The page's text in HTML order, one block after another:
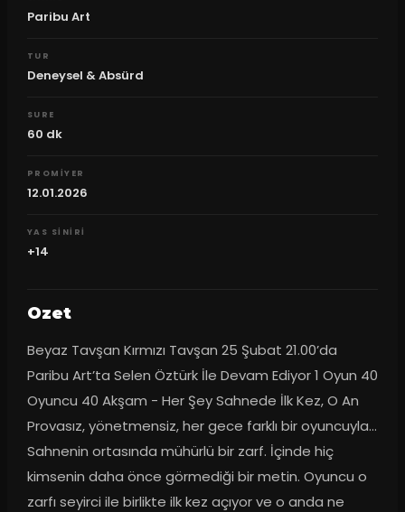
Paribu Art
TUR
Deneysel & Absürd
SURE
60 dk
PROMIYER
12.01.2026
YAS SINIRI
+14
Ozet
Beyaz Tavşan Kırmızı Tavşan 25 Şubat 21.00’da
Paribu Art’ta Selen Öztürk İle Devam Ediyor 1 Oyun 40
Oyuncu 40 Akşam - Her Şey Sahnede İlk Kez, O An
Provasız, yönetmensiz, her gece farklı bir oyuncuyla…
Sahnenin ortasında mühürlü bir zarf. İçinde hiç
kimsenin daha önce görmediği bir metin. Oyuncu o
zarfı seyirci ile birlikte ilk kez açıyor ve o anda ne